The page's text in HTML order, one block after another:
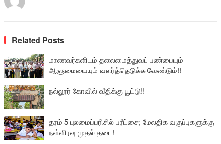
Related Posts
மாணவர்களிடம் தலைமைத்துவப் பண்பையும்
ஆளுமையையும் வளர்த்தெடுக்க வேண்டும்!!
நல்லூர் கோவில் வீதிக்கு பூட்டு!!
தரம் 5 புலமைப்பரிசில் பரீட்சை; மேலதிக வகுப்புகளுக்கு
நள்ளிரவு முதல் தடை!